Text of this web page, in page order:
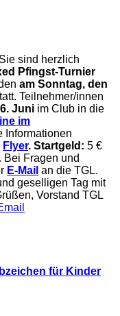
sind herzlich
Pfingst-Turnier
am Sonntag, den
Teilnehmer/innen
Juni im Club in die
im
Informationen
Flyer. Startgeld: 5 €
Bei Fragen und
E-Mail an die TGL.
geselligen Tag mit
Vorstand TGL
für Kinder